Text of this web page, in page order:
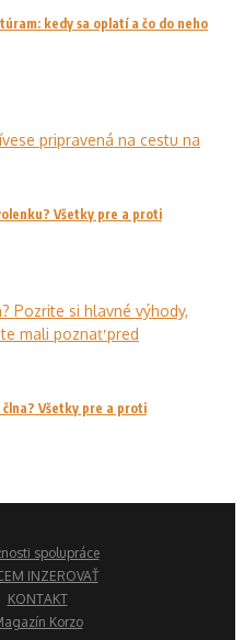
kedy sa oplatí a čo do neho
Všetky pre a proti
Všetky pre a proti
spolupráce
INZEROVAŤ
KONTAKT
Korzo